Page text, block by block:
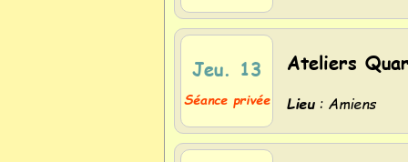
Jeu. 13
Séance privée
Ateliers
Lieu: Amiens